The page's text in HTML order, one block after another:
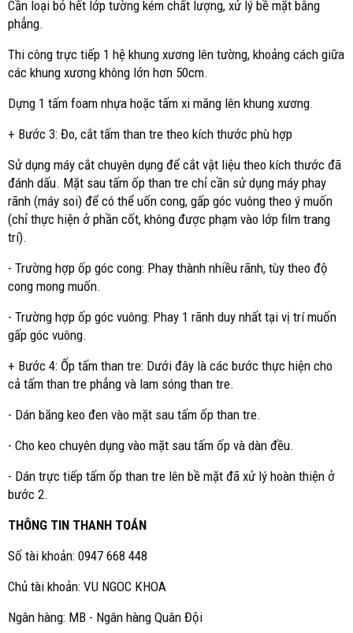
Cần loại bỏ hết lớp tường kém chất lượng, xử lý bề mặt bằng
phẳng.
Thi công trực tiếp 1 hệ khung xương lên tường, khoảng cách giữa
các khung xương không lớn hơn 50cm.
Dựng 1 tấm foam nhựa hoặc tấm xi măng lên khung xương.
+ Bước 3: Đo, cắt tấm than tre theo kích thước phù hợp
Sử dụng máy cắt chuyên dụng để cắt vật liệu theo kích thước đã
đánh dấu. Mặt sau tấm ốp than tre chỉ cần sử dụng máy phay
rãnh (máy soi) để có thể uốn cong, gấp góc vuông theo ý muốn
(chỉ thực hiện ở phần cốt, không được phạm vào lớp film trang
trí).
- Trường hợp ốp góc cong: Phay thành nhiều rãnh, tùy theo độ
cong mong muốn.
- Trường hợp ốp góc vuông: Phay 1 rãnh duy nhất tại vị trí muốn
gấp góc vuông.
+ Bước 4: Ốp tấm than tre: Dưới đây là các bước thực hiện cho
cả tấm than tre phẳng và lam sóng than tre.
- Dán băng keo đen vào mặt sau tấm ốp than tre.
- Cho keo chuyên dụng vào mặt sau tấm ốp và dàn đều.
- Dán trực tiếp tấm ốp than tre lên bề mặt đã xử lý hoàn thiện ở
bước 2.
THÔNG TIN THANH TOÁN
Số tài khoản: 0947 668 448
Chủ tài khoản: VU NGOC KHOA
Ngân hàng: MB - Ngân hàng Quân Đội